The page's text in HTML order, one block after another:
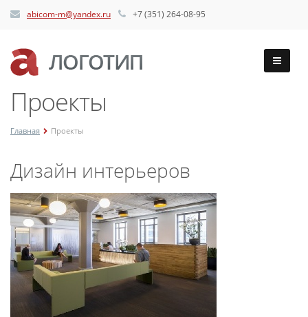
abicom-m@yandex.ru +7 (351) 264-08-95
Проекты
Главная Проекты
Дизайн интерьеров